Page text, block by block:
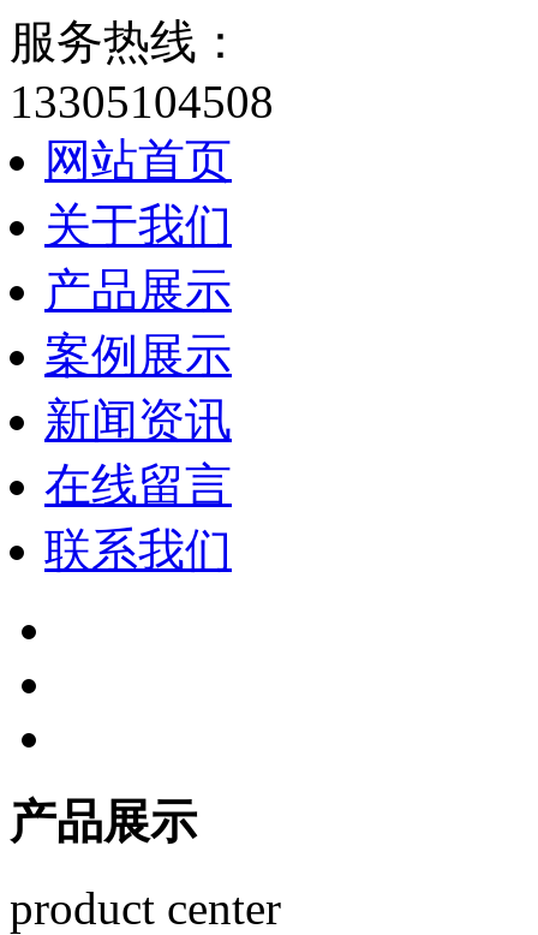
服务热线：
13305104508
网站首页
关于我们
产品展示
案例展示
新闻资讯
在线留言
联系我们
产品展示
product center